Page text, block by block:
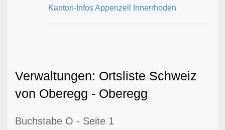
Kanton-Infos Appenzell Innerrhoden
Verwaltungen: Ortsliste Schweiz
von Oberegg - Oberegg
Buchstabe O - Seite 1